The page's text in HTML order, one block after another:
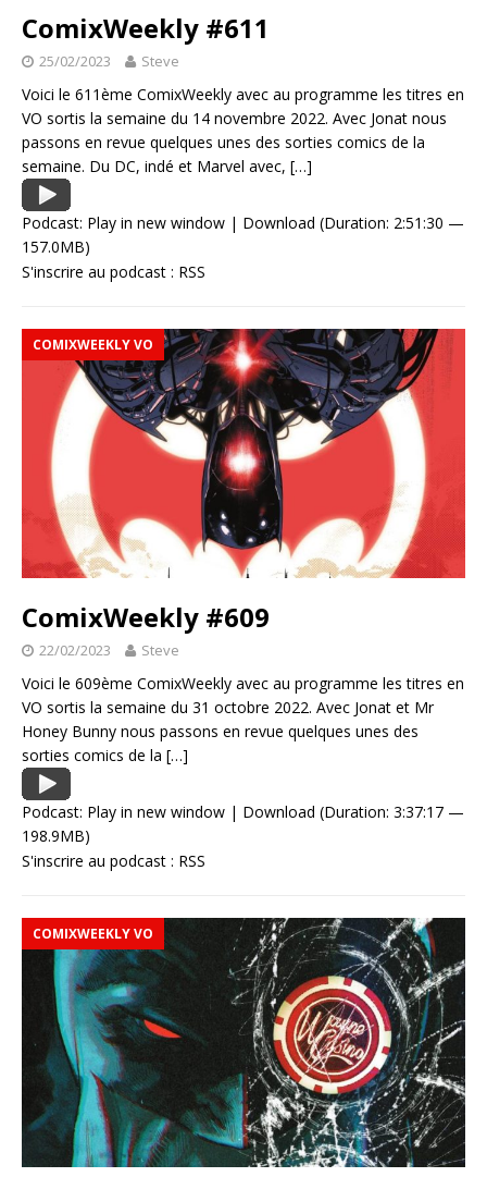
ComixWeekly #611
25/02/2023 Steve
Voici le 611ème ComixWeekly avec au programme les titres en
VO sortis la semaine du 14 novembre 2022. Avec Jonat nous
passons en revue quelques unes des sorties comics de la
semaine. Du DC, indé et Marvel avec, […]
Podcast: Play in new window | Download (Duration: 2:51:30 —
157.0MB)
S'inscrire au podcast : RSS
COMIXWEEKLY VO
ComixWeekly #609
22/02/2023 Steve
Voici le 609ème ComixWeekly avec au programme les titres en
VO sortis la semaine du 31 octobre 2022. Avec Jonat et Mr
Honey Bunny nous passons en revue quelques unes des
sorties comics de la […]
Podcast: Play in new window | Download (Duration: 3:37:17 —
198.9MB)
S'inscrire au podcast : RSS
COMIXWEEKLY VO